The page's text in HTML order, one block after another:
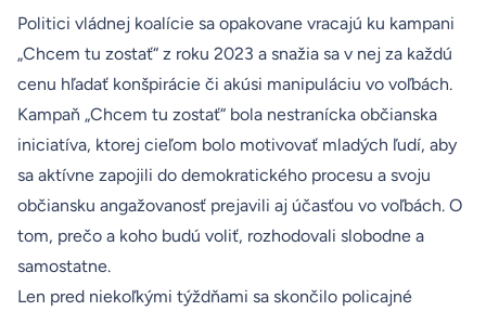
Politici vládnej koalície sa opakovane vracajú ku kampani
„Chcem tu zostať“ z roku 2023 a snažia sa v nej za každú
cenu hľadať konšpirácie či akúsi manipuláciu vo voľbách.
Kampaň „Chcem tu zostať“ bola nestranícka občianska
iniciatíva, ktorej cieľom bolo motivovať mladých ľudí, aby
sa aktívne zapojili do demokratického procesu a svoju
občiansku angažovanosť prejavili aj účasťou vo voľbách. O
tom, prečo a koho budú voliť, rozhodovali slobodne a
samostatne.
Len pred niekoľkými týždňami sa skončilo policajné